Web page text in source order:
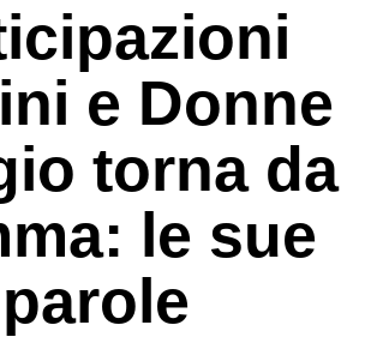
e Donne
torna da
le sue
parole